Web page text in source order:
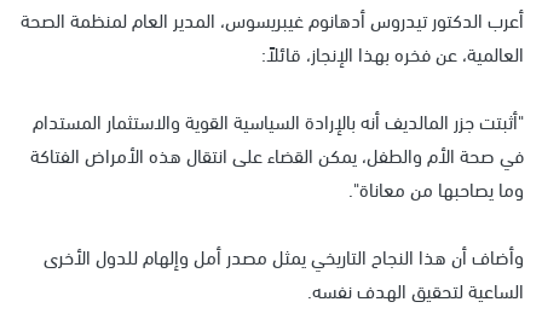
أعرب الدكتور تيدروس أدهانوم غيبريسوس، المدير العام لمنظمة الصحة
العالمية، عن فخره بهذا الإنجاز، قائلاً:
"أثبتت جزر المالديف أنه بالإرادة السياسية القوية والاستثمار المستدام
في صحة الأم والطفل، يمكن القضاء على انتقال هذه الأمراض الفتاكة
وما يصاحبها من معاناة".
وأضاف أن هذا النجاح التاريخي يمثل مصدر أمل وإلهام للدول الأخرى
الساعية لتحقيق الهدف نفسه.